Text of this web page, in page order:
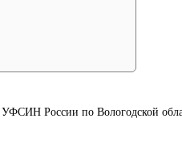
России по Вологодской